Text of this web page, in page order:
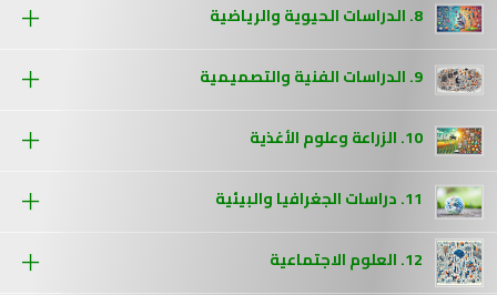
8. الدراسات الحيوية والرياضية
9. الدراسات الفنية والتصميمية
10. الزراعة وعلوم الأغذية
11. دراسات الجغرافيا والبيئية
12. العلوم الاجتماعية